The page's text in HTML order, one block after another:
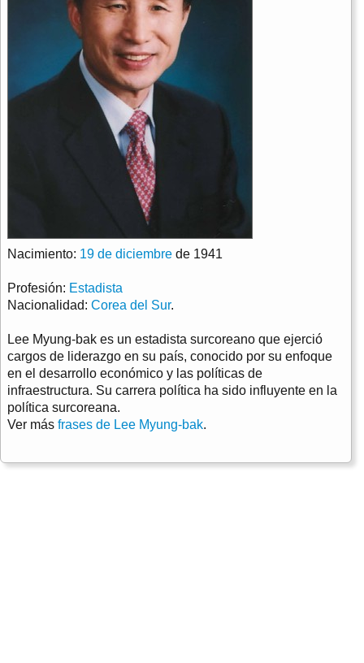
Nacimiento: 19 de diciembre de 1941
Profesión: Estadista
Nacionalidad: Corea del Sur.
Lee Myung-bak es un estadista surcoreano que ejerció
cargos de liderazgo en su país, conocido por su enfoque
en el desarrollo económico y las políticas de
infraestructura. Su carrera política ha sido influyente en la
política surcoreana.
Ver más frases de Lee Myung-bak.